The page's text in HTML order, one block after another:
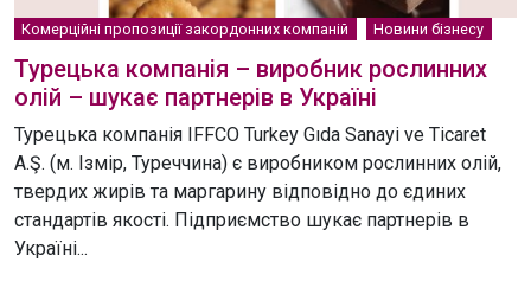
Комерційні пропозиції закордонних компаній Новини бізнесу
Турецька компанія – виробник рослинних
олій – шукає партнерів в Україні
Турецька компанія IFFCO Turkey Gıda Sanayi ve Ticaret
A.Ş. (м. Ізмір, Туреччина) є виробником рослинних олій,
твердих жирів та маргарину відповідно до єдиних
стандартів якості. Підприємство шукає партнерів в
Україні...